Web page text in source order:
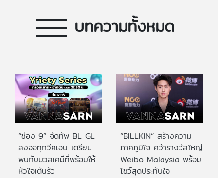
บทความทั้งหมด
“ช่อง 9” จัดทัพ BL GL
ลงจอทุกวีคเอน เตรียม
พบกับมวลเคมีที่พร้อมให้
หัวใจเต้นรัว
“BILLKIN” สร้างความ
ภาคภูมิใจ คว้ารางวัลใหญ่
Weibo Malaysia พร้อม
โชว์สุดประทับใจ